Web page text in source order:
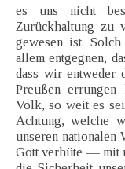
es uns nicht
Zurückhaltung zu
gewesen ist.
allem entgegnen,
dass wir entweder
Preußen errungen
Volk, so weit es
Achtung, welche
unseren nationalen
Gott verhüte — mit